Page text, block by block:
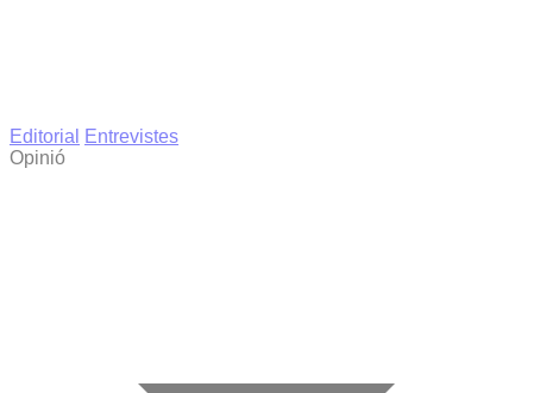
Editorial
Entrevistes
Opinió